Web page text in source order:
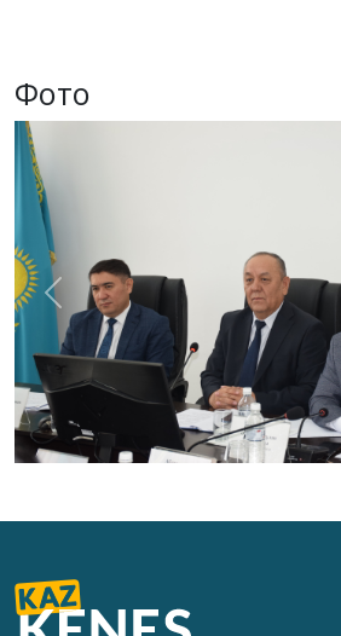
Фото
Previous